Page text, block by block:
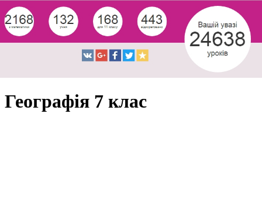
Географія 7 клас